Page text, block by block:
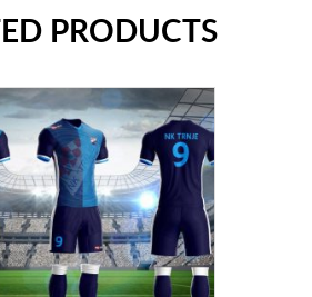
PRODUCTS